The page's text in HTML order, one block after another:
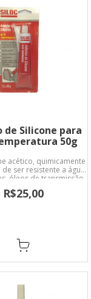
de Silicone para
50g
acético, quimicamente
ser resistente a água,
óleos de transmissão
fluidos hidráulicos
suporta temperaturas
R$25,00